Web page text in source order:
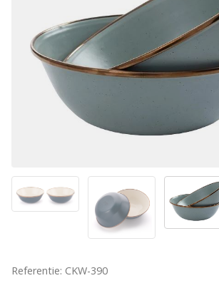
Referentie: CKW-390